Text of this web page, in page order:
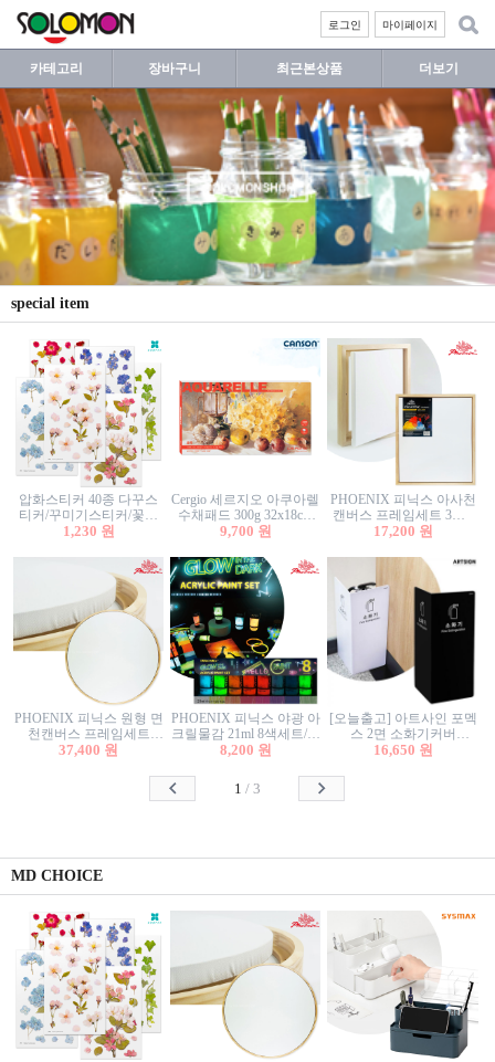
마이페이지
로그인
카테고리 장바구니 최근본상품 더보기
special item
압화스티커 40종 다꾸스
티커/꾸미기스티커/꽃스
티커/압화꽃책갈피/팬시
1,230 원
Cergio 세르지오 아쿠아렐
수채패드 300g 32x18cm
12매 1면제본
9,700 원
PHOENIX 피닉스 아사천
캔버스 프레임세트 3호F
27.3x22cm 캔버스와 올림
17,200 원
PHOENIX 피닉스 원형 면
천캔버스 프레임세트
40cm/원형캔버스/플로팅
37,400 원
PHOENIX 피닉스 야광 아
크릴물감 21ml 8색세트/야
광물감
8,200 원
[오늘출고] 아트사인 포멕
스 2면 소화기커버
1470/1471/소화기커버/소
함/소화기거치대/소화기
16,650 원
1 / 3
MD CHOICE